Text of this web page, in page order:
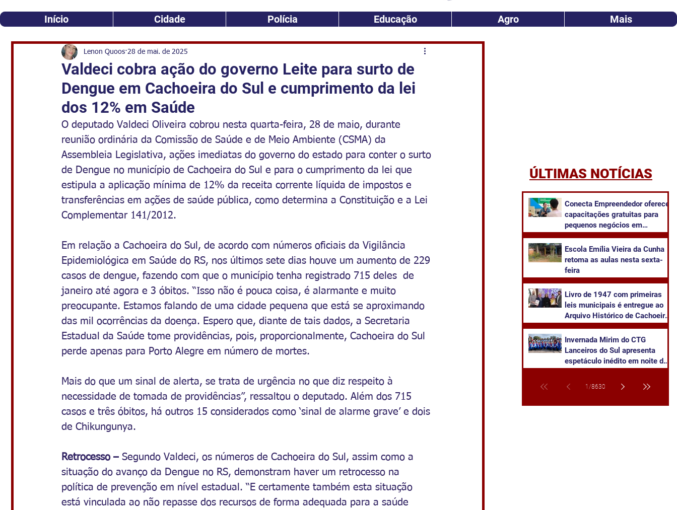
Início Cidade Polícia Educação Agro Mais
Valdeci cobra ação do governo Leite para surto de
Dengue em Cachoeira do Sul e cumprimento da lei
dos 12% em Saúde
Lenon Quoos 28 de mai. de 2025
O deputado Valdeci Oliveira cobrou nesta quarta-feira, 28 de maio, durante
reunião ordinária da Comissão de Saúde e de Meio Ambiente (CSMA) da
Assembleia Legislativa, ações imediatas do governo do estado para conter o surto
de Dengue no município de Cachoeira do Sul e para o cumprimento da lei que
estipula a aplicação mínima de 12% da receita corrente líquida de impostos e
transferências em ações de saúde pública, como determina a Constituição e a Lei
Complementar 141/2012.
Em relação a Cachoeira do Sul, de acordo com números oficiais da Vigilância
Epidemiológica em Saúde do RS, nos últimos sete dias houve um aumento de 229
casos de dengue, fazendo com que o município tenha registrado 715 deles  de
janeiro até agora e 3 óbitos. “Isso não é pouca coisa, é alarmante e muito
preocupante. Estamos falando de uma cidade pequena que está se aproximando
das mil ocorrências da doença. Espero que, diante de tais dados, a Secretaria
Estadual da Saúde tome providências, pois, proporcionalmente, Cachoeira do Sul
perde apenas para Porto Alegre em número de mortes.
Mais do que um sinal de alerta, se trata de urgência no que diz respeito à
necessidade de tomada de providências”, ressaltou o deputado. Além dos 715
casos e três óbitos, há outros 15 considerados como ‘sinal de alarme grave’ e dois
de Chikungunya.
Retrocesso – Segundo Valdeci, os números de Cachoeira do Sul, assim como a
situação do avanço da Dengue no RS, demonstram haver um retrocesso na
política de prevenção em nível estadual. “E certamente também esta situação
está vinculada ao não repasse dos recursos de forma adequada para a saúde
ÚLTIMAS NOTÍCIAS
Conecta Empreendedor oferece
capacitações gratuitas para
pequenos negócios em
​Escola Emília Vieira da Cunha
retoma as aulas nesta sexta-
feira
Livro de 1947 com primeiras
leis municipais é entregue ao
Arquivo Histórico de Cachoeira
Invernada Mirim do CTG
Lanceiros do Sul apresenta
espetáculo inédito em noite de
1 /8630